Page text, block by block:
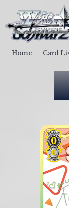
ァ
イ
Home Card